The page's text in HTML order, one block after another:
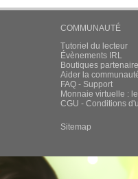
COMMUNAUTÉ
Tutoriel du lecteur
Évènements IRL
Boutiques
Aider la
FAQ - Support
Monnaie virtuelle :
CGU - Conditions
Sitemap